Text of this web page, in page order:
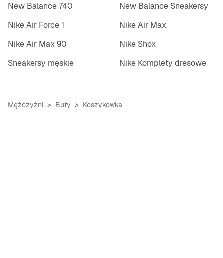
New Balance 740
New Balance Sneakersy
Nike Air Force 1
Nike Air Max
Nike Air Max 90
Nike Shox
Sneakersy męskie
Nike Komplety dresowe
Mężczyźni Buty Koszykówka